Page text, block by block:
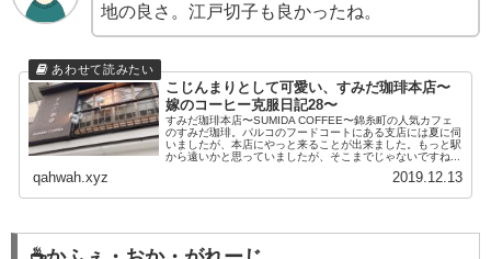
地の良さ。江戸切子も良かったね。
こじんまりとして可愛い、すみだ珈琲本店〜
嫁のコーヒー克服日記28〜
すみだ珈琲本店〜SUMIDA COFFEE〜錦糸町の人気カフェ
のすみだ珈琲。パルコのフードコートにある支店には夏に伺
いましたが、本店にやっと来ることが出来ました。もっと駅
から遠いかと思っていましたが、そこまでじゃないですね...
qahwah.xyz 2019.12.13